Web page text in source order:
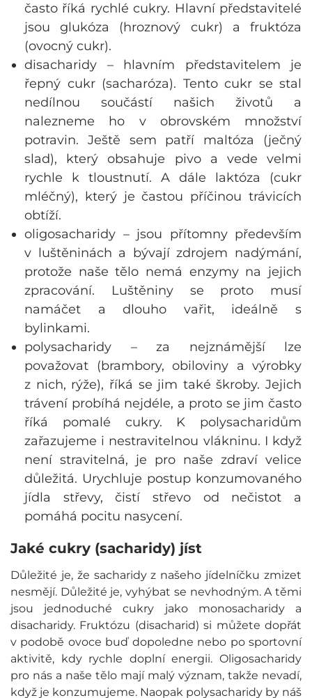
často říká rychlé cukry. Hlavní představitelé
jsou glukóza (hroznový cukr) a fruktóza
(ovocný cukr).
disacharidy – hlavním představitelem je
řepný cukr (sacharóza). Tento cukr se stal
nedílnou součástí našich životů a
nalezneme ho v obrovském množství
potravin. Ještě sem patří maltóza (ječný
slad), který obsahuje pivo a vede velmi
rychle k tloustnutí. A dále laktóza (cukr
mléčný), který je častou příčinou trávicích
obtíží.
oligosacharidy – jsou přítomny především
v luštěninách a bývají zdrojem nadýmání,
protože naše tělo nemá enzymy na jejich
zpracování. Luštěniny se proto musí
namáčet a dlouho vařit, ideálně s
bylinkami.
polysacharidy – za nejznámější lze
považovat (brambory, obiloviny a výrobky
z nich, rýže), říká se jim také škroby. Jejich
trávení probíhá nejdéle, a proto se jim často
říká pomalé cukry. K polysacharidům
zařazujeme i nestravitelnou vlákninu. I když
není stravitelná, je pro naše zdraví velice
důležitá. Urychluje postup konzumovaného
jídla střevy, čistí střevo od nečistot a
pomáhá pocitu nasycení.
Jaké cukry (sacharidy) jíst
Důležité je, že sacharidy z našeho jídelníčku zmizet
nesmějí. Důležité je, vyhýbat se nevhodným. A těmi
jsou jednoduché cukry jako monosacharidy a
disacharidy. Fruktózu (disacharid) si můžete dopřát
v podobě ovoce buď dopoledne nebo po sportovní
aktivitě, kdy rychle doplní energii. Oligosacharidy
pro nás a naše tělo mají malý význam, takže nevadí,
když je konzumujeme. Naopak polysacharidy by náš